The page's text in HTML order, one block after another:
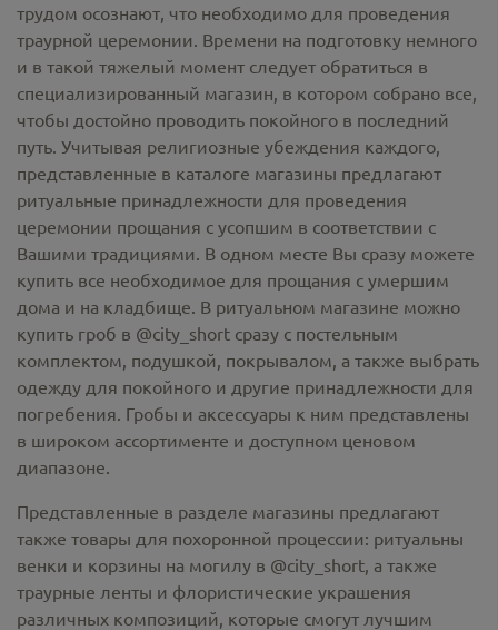
трудом осознают, что необходимо для проведения
траурной церемонии. Времени на подготовку немного
и в такой тяжелый момент следует обратиться в
специализированный магазин, в котором собрано все,
чтобы достойно проводить покойного в последний
путь. Учитывая религиозные убеждения каждого,
представленные в каталоге магазины предлагают
ритуальные принадлежности для проведения
церемонии прощания с усопшим в соответствии с
Вашими традициями. В одном месте Вы сразу можете
купить все необходимое для прощания с умершим
дома и на кладбище. В ритуальном магазине можно
купить гроб в @city_short сразу с постельным
комплектом, подушкой, покрывалом, а также выбрать
одежду для покойного и другие принадлежности для
погребения. Гробы и аксессуары к ним представлены
в широком ассортименте и доступном ценовом
диапазоне.
Представленные в разделе магазины предлагают
также товары для похоронной процессии: ритуальны
венки и корзины на могилу в @city_short, а также
траурные ленты и флористические украшения
различных композиций, которые смогут лучшим